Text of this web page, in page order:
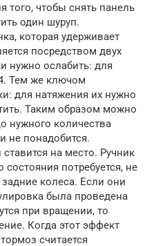
того, чтобы снять панель
один шуруп.
которая удерживает
посредством двух
нужно ослабить: для
Тем же ключом
для натяжения их нужно
Таким образом можно
нужного количества
не понадобится.
на место. Ручник
состояния потребуется, не
колеса. Если они
была проведена
при вращении, то
Когда этот эффект
считается